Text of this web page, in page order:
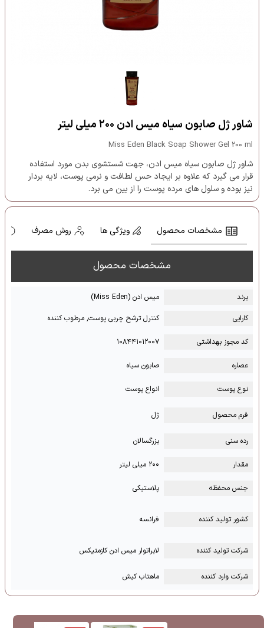
شاور ژل صابون سیاه میس ادن ۲۰۰ میلی لیتر
Miss Eden Black Soap Shower Gel 200 ml
شاور ژل صابون سیاه میس ادن، جهت شستشوی بدن مورد استفاده
قرار می گیرد که علاوه بر ایجاد حس لطافت و نرمی پوست، لایه بردار
نیز بوده و سلول های مرده پوست را از بین می برد.
مشخصات محصول ویژگی ها روش مصرف
مشخصات محصول
برند
میس ادن (Miss Eden)
کارایی
کنترل ترشح چربی پوست, مرطوب کننده
کد مجوز بهداشتی ۱۰۸۴۴۱۰۱۲۰۰۷
عصاره صابون سیاه
نوع پوست انواع پوست
فرم محصول ژل
رده سنی بزرگسالان
مقدار ۲۰۰ میلی لیتر
جنس محفظه پلاستیکی
کشور تولید کننده فرانسه
شرکت تولید کننده لابراتوار میس ادن کازمتیکس
شرکت وارد کننده ماهتاب کیش